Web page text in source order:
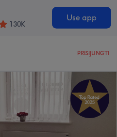
130K
Use app
PRISIJUNGTI